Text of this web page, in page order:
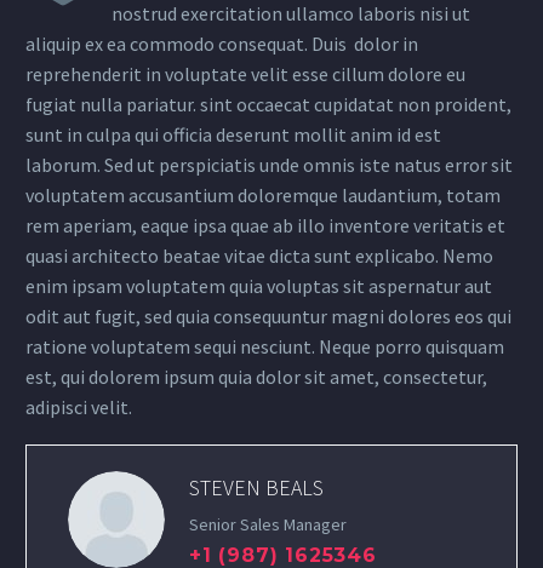
nostrud exercitation ullamco laboris nisi ut
aliquip ex ea commodo consequat. Duis dolor in
reprehenderit in voluptate velit esse cillum dolore eu
fugiat nulla pariatur. sint occaecat cupidatat non proident,
sunt in culpa qui officia deserunt mollit anim id est
laborum. Sed ut perspiciatis unde omnis iste natus error sit
voluptatem accusantium doloremque laudantium, totam
rem aperiam, eaque ipsa quae ab illo inventore veritatis et
quasi architecto beatae vitae dicta sunt explicabo. Nemo
enim ipsam voluptatem quia voluptas sit aspernatur aut
odit aut fugit, sed quia consequuntur magni dolores eos qui
ratione voluptatem sequi nesciunt. Neque porro quisquam
est, qui dolorem ipsum quia dolor sit amet, consectetur,
adipisci velit.
STEVEN BEALS
Senior Sales Manager
+1 (987) 1625346